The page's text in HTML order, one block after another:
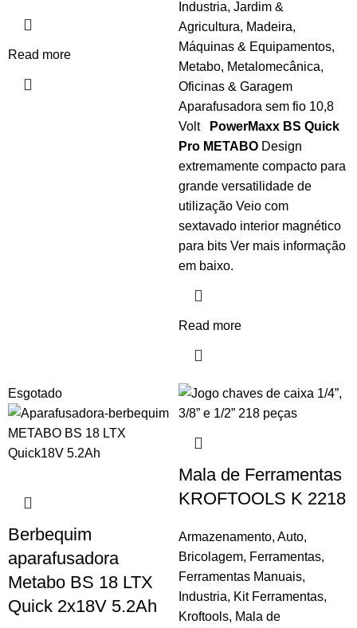
Read more
Industria, Jardim &
Agricultura, Madeira,
Máquinas & Equipamentos,
Metabo, Metalomecânica,
Oficinas & Garagem
Aparafusadora sem fio 10,8
Volt
PowerMaxx BS Quick
Pro METABO Design
extremamente compacto para
grande versatilidade de
utilização Veio com
sextavado interior magnético
para bits Ver mais informação
em baixo.
Read more
Esgotado
Berbequim
aparafusadora
Metabo BS 18 LTX
Quick 2x18V 5.2Ah
Mala de Ferramentas
KROFTOOLS K 2218
Armazenamento, Auto,
Bricolagem, Ferramentas,
Ferramentas Manuais,
Industria, Kit Ferramentas,
Kroftools, Mala de